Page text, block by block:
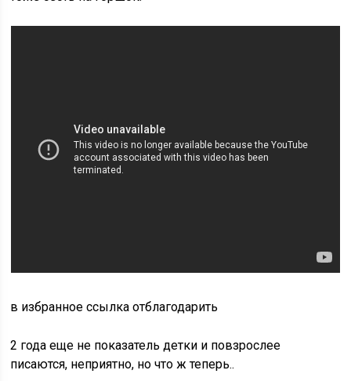
в избранное ссылка отблагодарить
2 года еще не показатель детки и повзрослее
писаются, неприятно, но что ж теперь..